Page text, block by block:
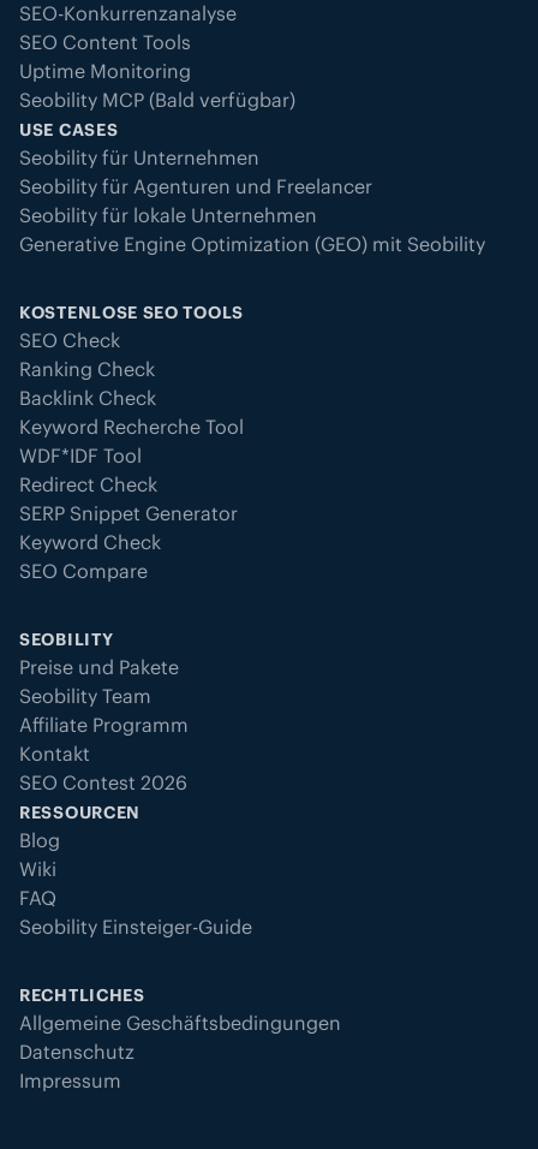
SEO-Konkurrenzanalyse
SEO Content Tools
Uptime Monitoring
Seobility MCP (Bald verfügbar)
USE CASES
Seobility für Unternehmen
Seobility für Agenturen und Freelancer
Seobility für lokale Unternehmen
Generative Engine Optimization (GEO) mit Seobility
KOSTENLOSE SEO TOOLS
SEO Check
Ranking Check
Backlink Check
Keyword Recherche Tool
WDF*IDF Tool
Redirect Check
SERP Snippet Generator
Keyword Check
SEO Compare
SEOBILITY
Preise und Pakete
Seobility Team
Affiliate Programm
Kontakt
SEO Contest 2026
RESSOURCEN
Blog
Wiki
FAQ
Seobility Einsteiger-Guide
RECHTLICHES
Allgemeine Geschäftsbedingungen
Datenschutz
Impressum